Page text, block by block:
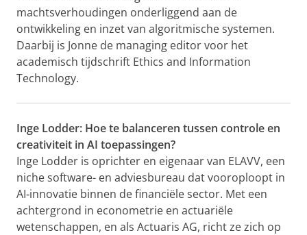
machtsverhoudingen onderliggend aan de
ontwikkeling en inzet van algoritmische systemen.
Daarbij is Jonne de managing editor voor het
academisch tijdschrift Ethics and Information
Technology.
Inge Lodder: Hoe te balanceren tussen controle en
creativiteit in AI toepassingen?
Inge Lodder is oprichter en eigenaar van ELAVV, een
niche software- en adviesbureau dat vooroploopt in
AI‑innovatie binnen de financiële sector. Met een
achtergrond in econometrie en actuariële
wetenschappen, en als Actuaris AG, richt ze zich op